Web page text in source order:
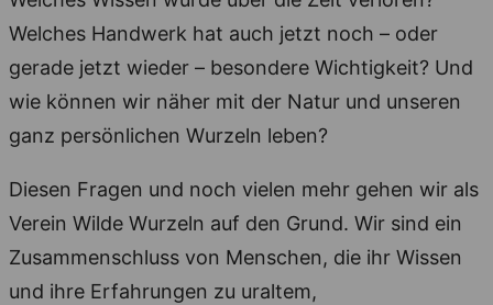
Welches Handwerk hat auch jetzt noch – oder
gerade jetzt wieder – besondere Wichtigkeit? Und
wie können wir näher mit der Natur und unseren
ganz persönlichen Wurzeln leben?
Diesen Fragen und noch vielen mehr gehen wir als
Verein Wilde Wurzeln auf den Grund. Wir sind ein
Zusammenschluss von Menschen, die ihr Wissen
und ihre Erfahrungen zu uraltem,